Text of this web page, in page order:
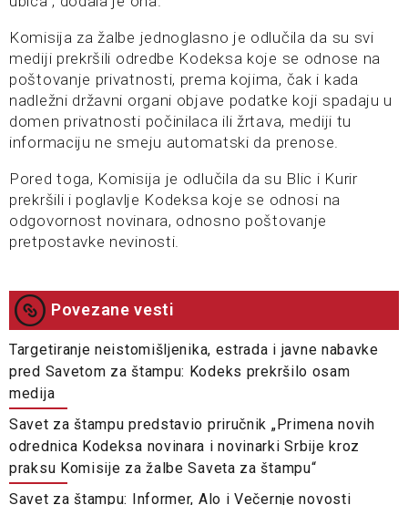
Komisija za žalbe jednoglasno je odlučila da su svi
mediji prekršili odredbe Kodeksa koje se odnose na
poštovanje privatnosti, prema kojima, čak i kada
nadležni državni organi objave podatke koji spadaju u
domen privatnosti počinilaca ili žrtava, mediji tu
informaciju ne smeju automatski da prenose.
Pored toga, Komisija je odlučila da su Blic i Kurir
prekršili i poglavlje Kodeksa koje se odnosi na
odgovornost novinara, odnosno poštovanje
pretpostavke nevinosti.
Povezane vesti
Targetiranje neistomišljenika, estrada i javne nabavke
pred Savetom za štampu: Kodeks prekršilo osam
medija
Savet za štampu predstavio priručnik „Primena novih
odrednica Kodeksa novinara i novinarki Srbije kroz
praksu Komisije za žalbe Saveta za štampu“
Savet za štampu: Informer, Alo i Večernje novosti